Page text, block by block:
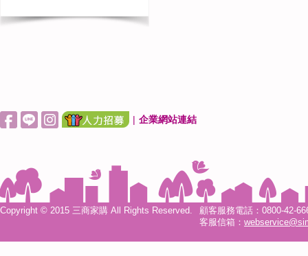
| 企業網站連結
Copyright © 2015 三商家購 All Rights Reserved.
顧客服務電話：0800-42-
客服信箱：